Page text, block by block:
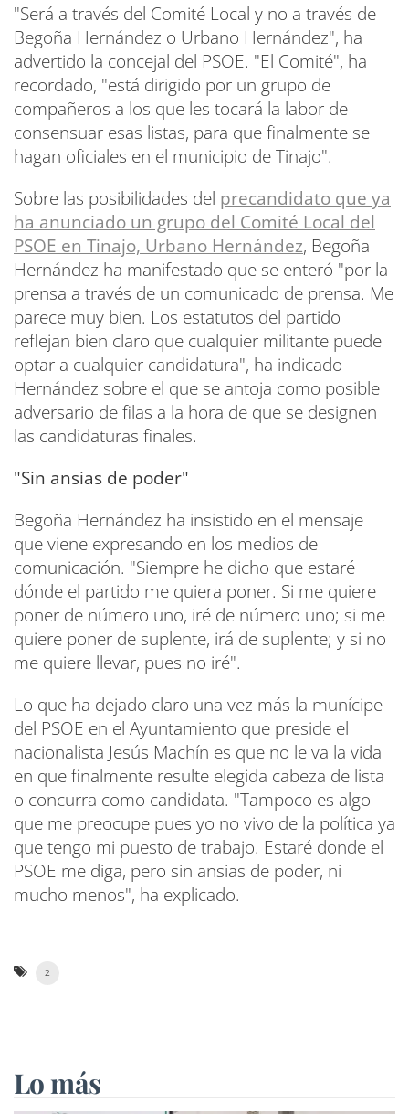
"Será a través del Comité Local y no a través de
Begoña Hernández o Urbano Hernández", ha
advertido la concejal del PSOE. "El Comité", ha
recordado, "está dirigido por un grupo de
compañeros a los que les tocará la labor de
consensuar esas listas, para que finalmente se
hagan oficiales en el municipio de Tinajo".
Sobre las posibilidades del precandidato que ya
ha anunciado un grupo del Comité Local del
PSOE en Tinajo, Urbano Hernández, Begoña
Hernández ha manifestado que se enteró "por la
prensa a través de un comunicado de prensa. Me
parece muy bien. Los estatutos del partido
reflejan bien claro que cualquier militante puede
optar a cualquier candidatura", ha indicado
Hernández sobre el que se antoja como posible
adversario de filas a la hora de que se designen
las candidaturas finales.
"Sin ansias de poder"
Begoña Hernández ha insistido en el mensaje
que viene expresando en los medios de
comunicación. "Siempre he dicho que estaré
dónde el partido me quiera poner. Si me quiere
poner de número uno, iré de número uno; si me
quiere poner de suplente, irá de suplente; y si no
me quiere llevar, pues no iré".
Lo que ha dejado claro una vez más la munícipe
del PSOE en el Ayuntamiento que preside el
nacionalista Jesús Machín es que no le va la vida
en que finalmente resulte elegida cabeza de lista
o concurra como candidata. "Tampoco es algo
que me preocupe pues yo no vivo de la política ya
que tengo mi puesto de trabajo. Estaré donde el
PSOE me diga, pero sin ansias de poder, ni
mucho menos", ha explicado.
2
Lo más